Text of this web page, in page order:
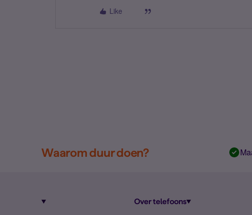
Like
Waarom duur doen?
Over telefoons